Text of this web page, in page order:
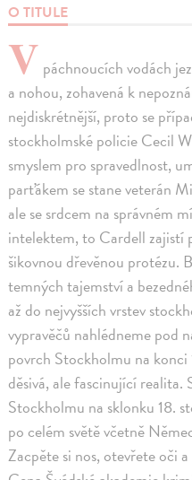
O TITULE
V páchnoucích vodách
a nohou, zohavená k
nejdiskrétnější, proto se
stockholmské policie Cecil
smyslem pro spravedlnost,
parťákem se stane veterán
ale se srdcem na správném
intelektem, to Cardell zajistí
šikovnou dřevěnou protézu.
temných tajemství a
až do nejvyšších vrstev
vypravěčů nahlédneme pod
povrch Stockholmu na
děsivá, ale fascinující
Stockholmu na sklonku 18.
po celém světě včetně
Zacpěte si nos, otevřete oči